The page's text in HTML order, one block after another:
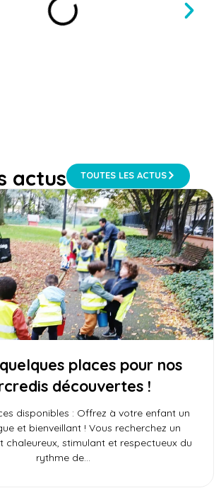
actus TOUTES LES ACTUS
places pour nos
découvertes !
disponibles : Offrez à votre enfant un
et bienveillant ! Vous recherchez un
chaleureux, stimulant et respectueux du
rythme de